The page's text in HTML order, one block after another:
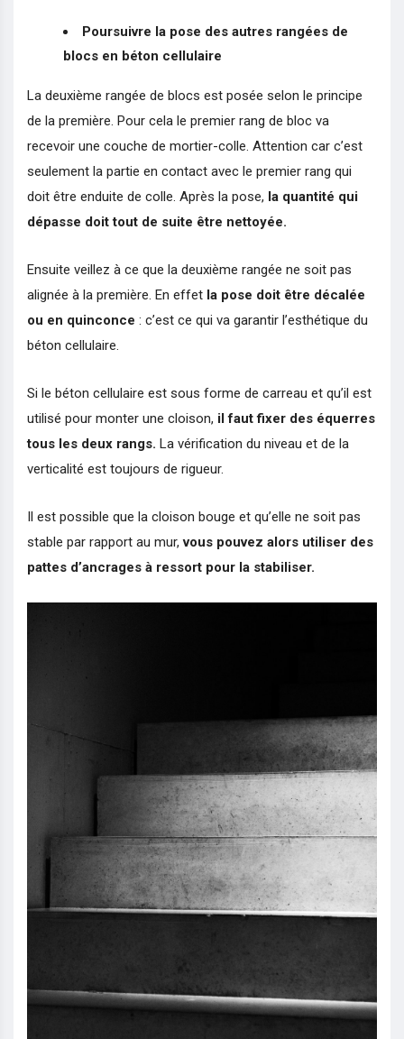
Poursuivre la pose des autres rangées de
blocs en béton cellulaire
La deuxième rangée de blocs est posée selon le principe
de la première. Pour cela le premier rang de bloc va
recevoir une couche de mortier-colle. Attention car c’est
seulement la partie en contact avec le premier rang qui
doit être enduite de colle. Après la pose, la quantité qui
dépasse doit tout de suite être nettoyée.
Ensuite veillez à ce que la deuxième rangée ne soit pas
alignée à la première. En effet la pose doit être décalée
ou en quinconce : c’est ce qui va garantir l’esthétique du
béton cellulaire.
Si le béton cellulaire est sous forme de carreau et qu’il est
utilisé pour monter une cloison, il faut fixer des équerres
tous les deux rangs. La vérification du niveau et de la
verticalité est toujours de rigueur.
Il est possible que la cloison bouge et qu’elle ne soit pas
stable par rapport au mur, vous pouvez alors utiliser des
pattes d’ancrages à ressort pour la stabiliser.